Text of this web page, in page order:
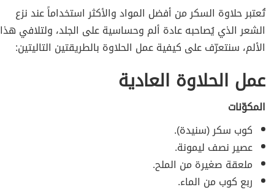
تُعتبر حلاوة السكر من أفضل المواد والأكثر استخداماً عند نزع
الشعر الذي يُصاحبه عادة ألم وحساسية على الجلد، ولتلافي هذا
الألم، سنتعرّف على كيفية عمل الحلاوة بالطريقتين التاليتين:
عمل الحلاوة العادية
المكوّنات
كوب سكر (سنيدة).
عصير نصف ليمونة.
ملعقة صغيرة من الملح.
ربع كوب من الماء.